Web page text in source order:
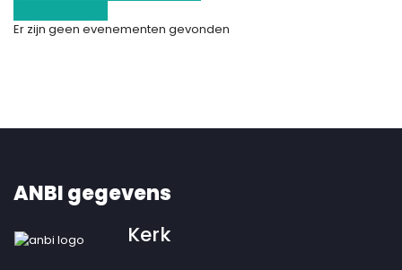
Er zijn geen evenementen gevonden
ANBI gegevens
Kerk